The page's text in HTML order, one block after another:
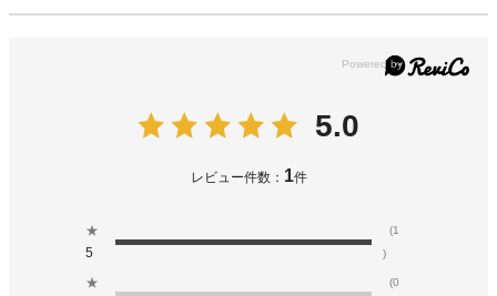
5.0
レビュー件数： 1件
★
5
(1
)
★
(0